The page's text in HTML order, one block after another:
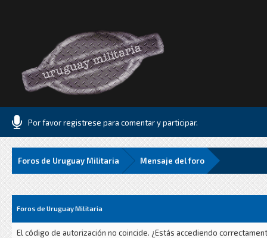
Por favor registrese para comentar y participar.
Foros de Uruguay Militaria Mensaje del foro
Foros de Uruguay Militaria
El código de autorización no coincide. ¿Estás accediendo